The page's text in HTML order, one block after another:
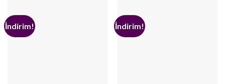
İndirim! İndirim!